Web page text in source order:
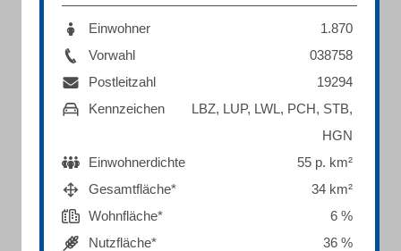
Einwohner
1.870
Vorwahl
038758
Postleitzahl
19294
Kennzeichen
LBZ, LUP, LWL, PCH, STB,
HGN
Einwohnerdichte
55 p. km²
Gesamtfläche*
34 km²
Wohnfläche*
6 %
Nutzfläche*
36 %